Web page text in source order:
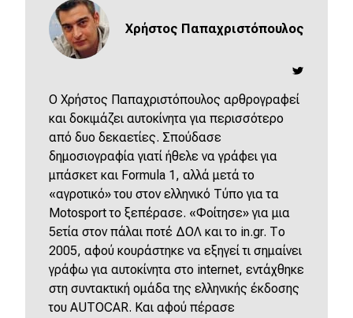
Χρήστος Παπαχριστόπουλος
O Χρήστος Παπαχριστόπουλος αρθρογραφεί
και δοκιμάζει αυτοκίνητα για περισσότερο
από δυο δεκαετίες. Σπούδασε
δημοσιογραφία γιατί ήθελε να γράφει για
μπάσκετ και Formula 1, αλλά μετά το
«αγροτικό» του στον ελληνικό Τύπο για τα
Motosport το ξεπέρασε. «Φοίτησε» για μια
5ετία στον πάλαι ποτέ ΔΟΛ και το in.gr. Το
2005, αφού κουράστηκε να εξηγεί τι σημαίνει
γράφω για αυτοκίνητα στο internet, εντάχθηκε
στη συντακτική ομάδα της ελληνικής έκδοσης
του AUTOCAR. Και αφού πέρασε